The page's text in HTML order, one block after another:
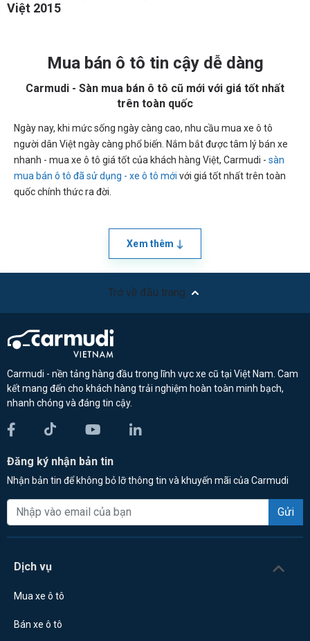
Việt 2015
Mua bán ô tô tin cậy dễ dàng
Carmudi - Sàn mua bán ô tô cũ mới với giá tốt nhất
trên toàn quốc
Ngày nay, khi mức sống ngày càng cao, nhu cầu mua xe ô tô
người dân Việt ngày càng phổ biến. Nắm bắt được tâm lý bán xe
nhanh - mua xe ô tô giá tốt của khách hàng Việt, Carmudi - sàn
mua bán ô tô đã sử dụng - xe ô tô mới với giá tốt nhất trên toàn
quốc chính thức ra đời.
Xem thêm
Trở về đầu trang
Carmudi - nền tảng hàng đầu trong lĩnh vực xe cũ tại Việt Nam. Cam
kết mang đến cho khách hàng trải nghiệm hoàn toàn minh bạch,
nhanh chóng và đáng tin cậy.
Đăng ký nhận bản tin
Nhận bản tin để không bỏ lỡ thông tin và khuyến mãi của Carmudi
Gửi
Dịch vụ
Mua xe ô tô
Bán xe ô tô